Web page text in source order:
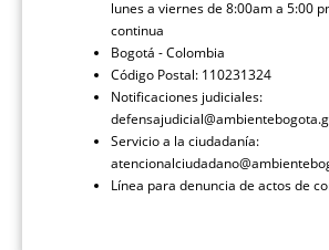
lunes a viernes de 8:00am a 5:00
continua
Bogotá - Colombia
Código Postal: 110231324
Notificaciones judiciales:
Servicio a la ciudadanía:
Línea para denuncia de actos de